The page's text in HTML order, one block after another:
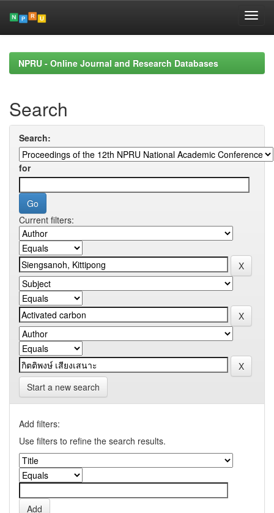
navigationNPRU - Online Journal and Research Databases
Search
Search:
for
Current filters:
Start a new search
Add filters:
Use filters to refine the search results.